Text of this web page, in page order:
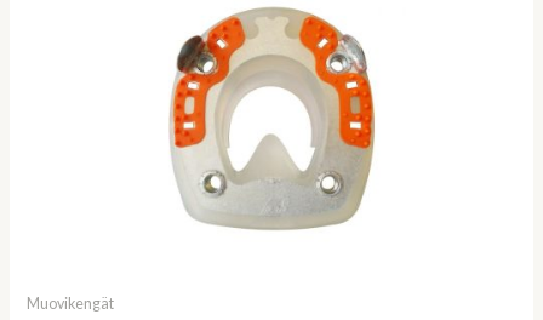
Muovikengät